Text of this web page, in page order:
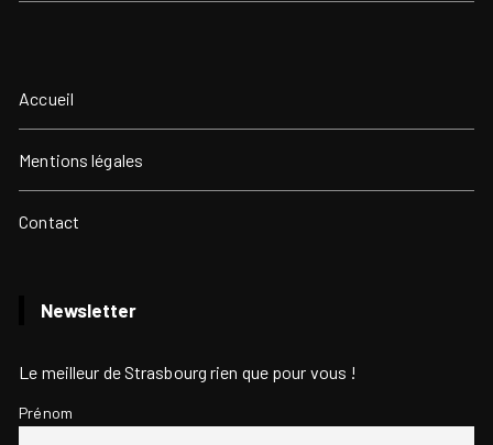
Accueil
Mentions légales
Contact
Newsletter
Le meilleur de Strasbourg rien que pour vous !
Prénom